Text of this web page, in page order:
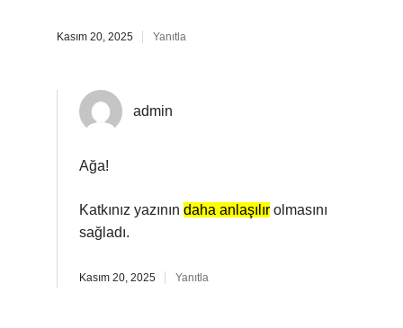
Kasım 20, 2025 Yanıtla
admin
Ağa!
Katkınız yazının daha anlaşılır olmasını
sağladı.
Kasım 20, 2025 Yanıtla